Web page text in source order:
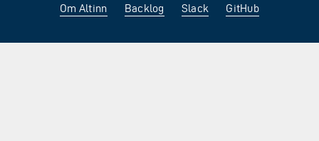
Om Altinn Backlog Slack GitHub